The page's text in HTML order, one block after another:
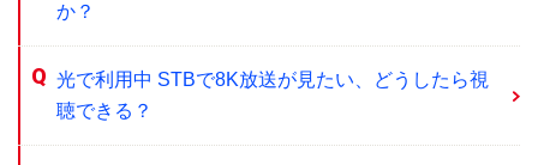
か？
光で利用中 STBで8K放送が見たい、どうしたら視
聴できる？